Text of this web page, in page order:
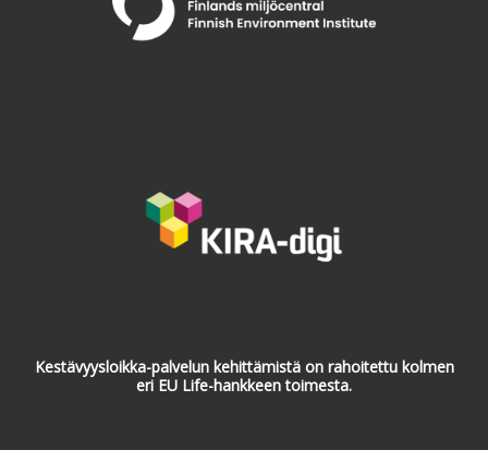
Kestävyysloikka-palvelun kehittämistä on rahoitettu kolmen
eri EU Life-hankkeen toimesta.